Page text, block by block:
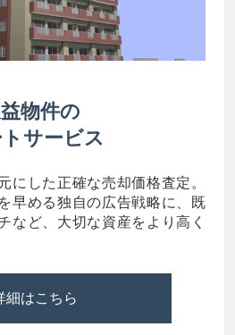
物件の
サービス
にした正確な売却価格査定。
早める独自の広告戦略に、既
など、大切な資産をより高く
細はこちら